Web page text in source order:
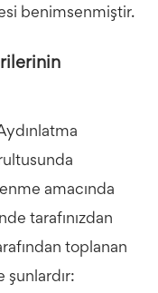
benimsenmiştir.
amacında
tarafınızdan
toplanan
şunlardır: